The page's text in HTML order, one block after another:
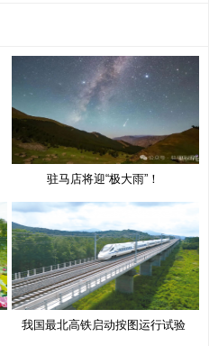
驻马店将迎“极大雨”！
我国最北高铁启动按图运行试验